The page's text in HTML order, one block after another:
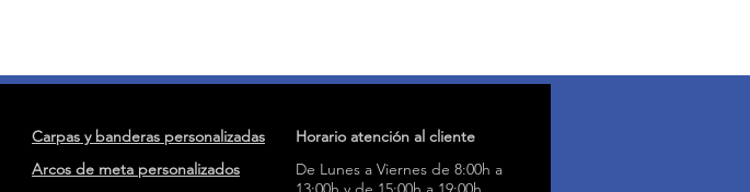
Carpas y banderas personalizadas
Arcos de meta personalizados
Horario atención al cliente
De Lunes a Viernes de 8:00h a